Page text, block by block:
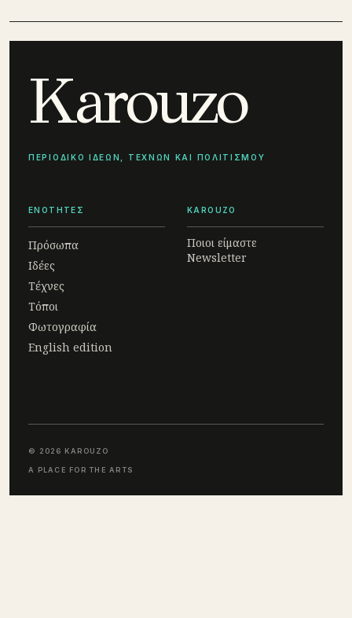
Karouzo
ΠΕΡΙΟΔΙΚΟ ΙΔΕΩΝ, ΤΕΧΝΩΝ ΚΑΙ ΠΟΛΙΤΙΣΜΟΥ
ΕΝΟΤΗΤΕΣ
Πρόσωπα
Ιδέες
Τέχνες
Τόποι
Φωτογραφία
English edition
KAROUZO
Ποιοι είμαστε
Newsletter
© 2026 KAROUZO
A PLACE FOR THE ARTS